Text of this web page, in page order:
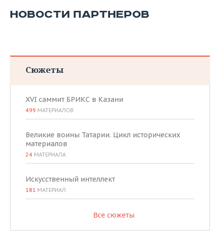
НОВОСТИ ПАРТНЕРОВ
Сюжеты
XVI саммит БРИКС в Казани
499 МАТЕРИАЛОВ
Великие воины Татарии. Цикл исторических
материалов
24 МАТЕРИАЛА
Искусственный интеллект
181 МАТЕРИАЛ
Все сюжеты